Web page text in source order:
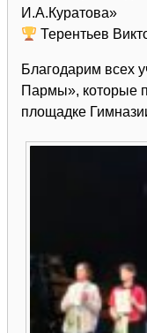
И.А.Куратова»
Терентьев
Благодарим всех
Пармы», которые
площадке